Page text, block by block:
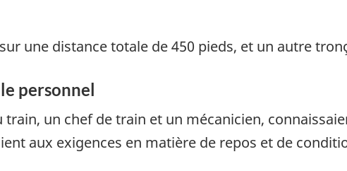
une distance totale de 450 pieds, et un autre
personnel
un chef de train et un mécanicien,
aux exigences en matière de repos et de